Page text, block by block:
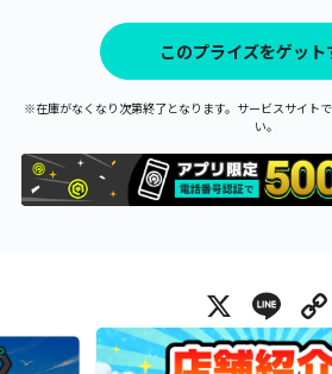
このプライズをゲット
※在庫がなくなり次第終了となります。サービスサイト
い。
X Line